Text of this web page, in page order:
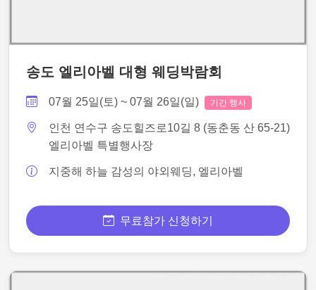
송도 엘리아벨 대형 웨딩박람회
07월 25일(토) ~ 07월 26일(일) 기간 행사
인천 연수구 송도힐즈로10길 8 (동춘동 산 65-21)
엘리아벨 특별행사장
지중해 하늘 감성의 야외웨딩, 엘리아벨
무료참가 신청하기